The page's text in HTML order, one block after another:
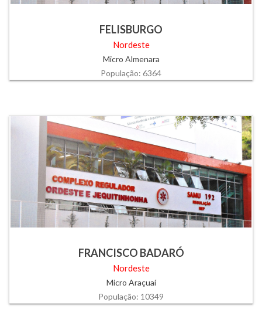
FELISBURGO
Nordeste
Micro Almenara
População: 6364
FRANCISCO BADARÓ
Nordeste
Micro Araçuaí
População: 10349